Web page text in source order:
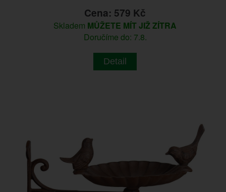
Cena: 579 Kč
Skladem MŮŽETE MÍT JIŽ ZÍTRA
Doručíme do: 7.8.
Detail